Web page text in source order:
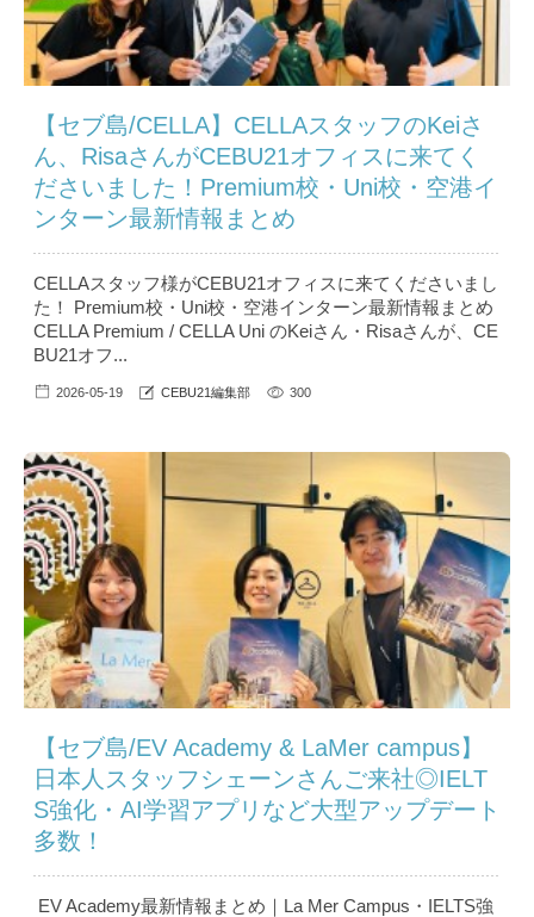
【セブ島/CELLA】CELLAスタッフのKeiさ
ん、RisaさんがCEBU21オフィスに来てく
ださいました！Premium校・Uni校・空港イ
ンターン最新情報まとめ
CELLAスタッフ様がCEBU21オフィスに来てくださいまし
た！ Premium校・Uni校・空港インターン最新情報まとめ
CELLA Premium / CELLA Uni のKeiさん・Risaさんが、CE
BU21オフ...
2026-05-19 CEBU21編集部 300
【セブ島/EV Academy & LaMer campus】
日本人スタッフシェーンさんご来社◎IELT
S強化・AI学習アプリなど大型アップデート
多数！
EV Academy最新情報まとめ｜La Mer Campus・IELTS強